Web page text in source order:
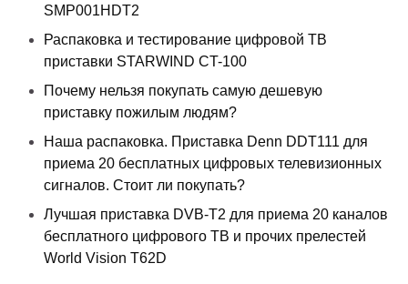
SMP001HDT2
Распаковка и тестирование цифровой ТВ
приставки STARWIND CT-100
Почему нельзя покупать самую дешевую
приставку пожилым людям?
Наша распаковка. Приставка Denn DDT111 для
приема 20 бесплатных цифровых телевизионных
сигналов. Стоит ли покупать?
Лучшая приставка DVB-T2 для приема 20 каналов
бесплатного цифрового ТВ и прочих прелестей
World Vision T62D